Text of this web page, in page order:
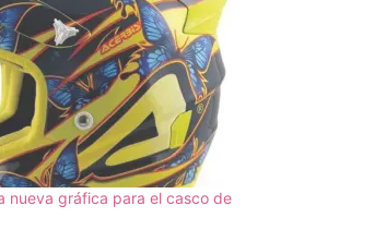
nueva gráfica para el casco de